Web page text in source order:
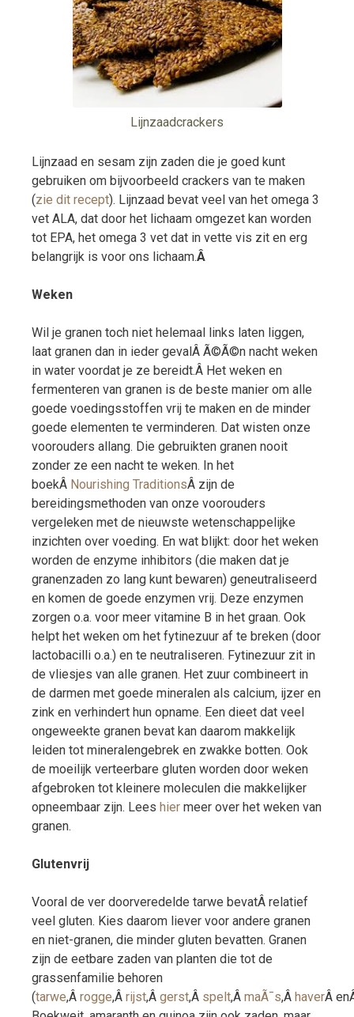
Lijnzaadcrackers
Lijnzaad en sesam zijn zaden die je goed kunt
gebruiken om bijvoorbeeld crackers van te maken
(zie dit recept). Lijnzaad bevat veel van het omega 3
vet ALA, dat door het lichaam omgezet kan worden
tot EPA, het omega 3 vet dat in vette vis zit en erg
belangrijk is voor ons lichaam.Â
Weken
Wil je granen toch niet helemaal links laten liggen,
laat granen dan in ieder gevalÂ Ã©Ã©n nacht weken
in water voordat je ze bereidt.Â Het weken en
fermenteren van granen is de beste manier om alle
goede voedingsstoffen vrij te maken en de minder
goede elementen te verminderen. Dat wisten onze
voorouders allang. Die gebruikten granen nooit
zonder ze een nacht te weken. In het
boekÂ Nourishing TraditionsÂ zijn de
bereidingsmethoden van onze voorouders
vergeleken met de nieuwste wetenschappelijke
inzichten over voeding. En wat blijkt: door het weken
worden de enzyme inhibitors (die maken dat je
granenzaden zo lang kunt bewaren) geneutraliseerd
en komen de goede enzymen vrij. Deze enzymen
zorgen o.a. voor meer vitamine B in het graan. Ook
helpt het weken om het fytinezuur af te breken (door
lactobacilli o.a.) en te neutraliseren. Fytinezuur zit in
de vliesjes van alle granen. Het zuur combineert in
de darmen met goede mineralen als calcium, ijzer en
zink en verhindert hun opname. Een dieet dat veel
ongeweekte granen bevat kan daarom makkelijk
leiden tot mineralengebrek en zwakke botten. Ook
de moeilijk verteerbare gluten worden door weken
afgebroken tot kleinere moleculen die makkelijker
opneembaar zijn. Lees hier meer over het weken van
granen.
Glutenvrij
Vooral de ver doorveredelde tarwe bevatÂ relatief
veel gluten. Kies daarom liever voor andere granen
en niet-granen, die minder gluten bevatten. Granen
zijn de eetbare zaden van planten die tot de
grassenfamilie behoren
(tarwe,Â rogge,Â rijst,Â gerst,Â spelt,Â maÃ¯s,Â haverÂ